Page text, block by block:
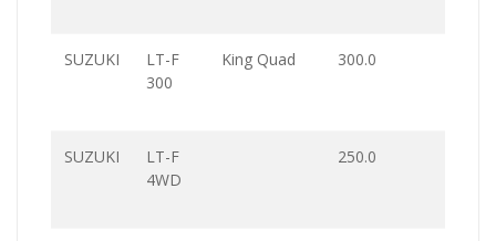
SUZUKI
LT-F
300
King Quad 300.0
SUZUKI
LT-F
4WD
250.0